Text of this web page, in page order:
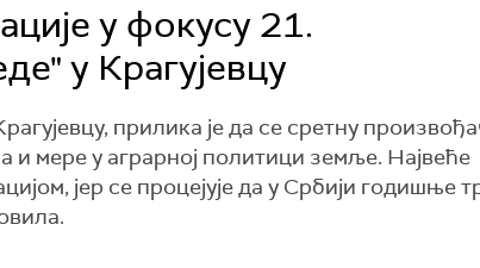
у фокусу 21.
у Крагујевцу
прилика је да се сретну
и мере у аграрној политици земље. Највеће
јер се процејује да у Србији годишње